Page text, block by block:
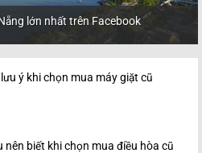
lớn nhất trên Facebook
ý khi chọn mua máy giặt cũ
nên biết khi chọn mua điều hòa cũ